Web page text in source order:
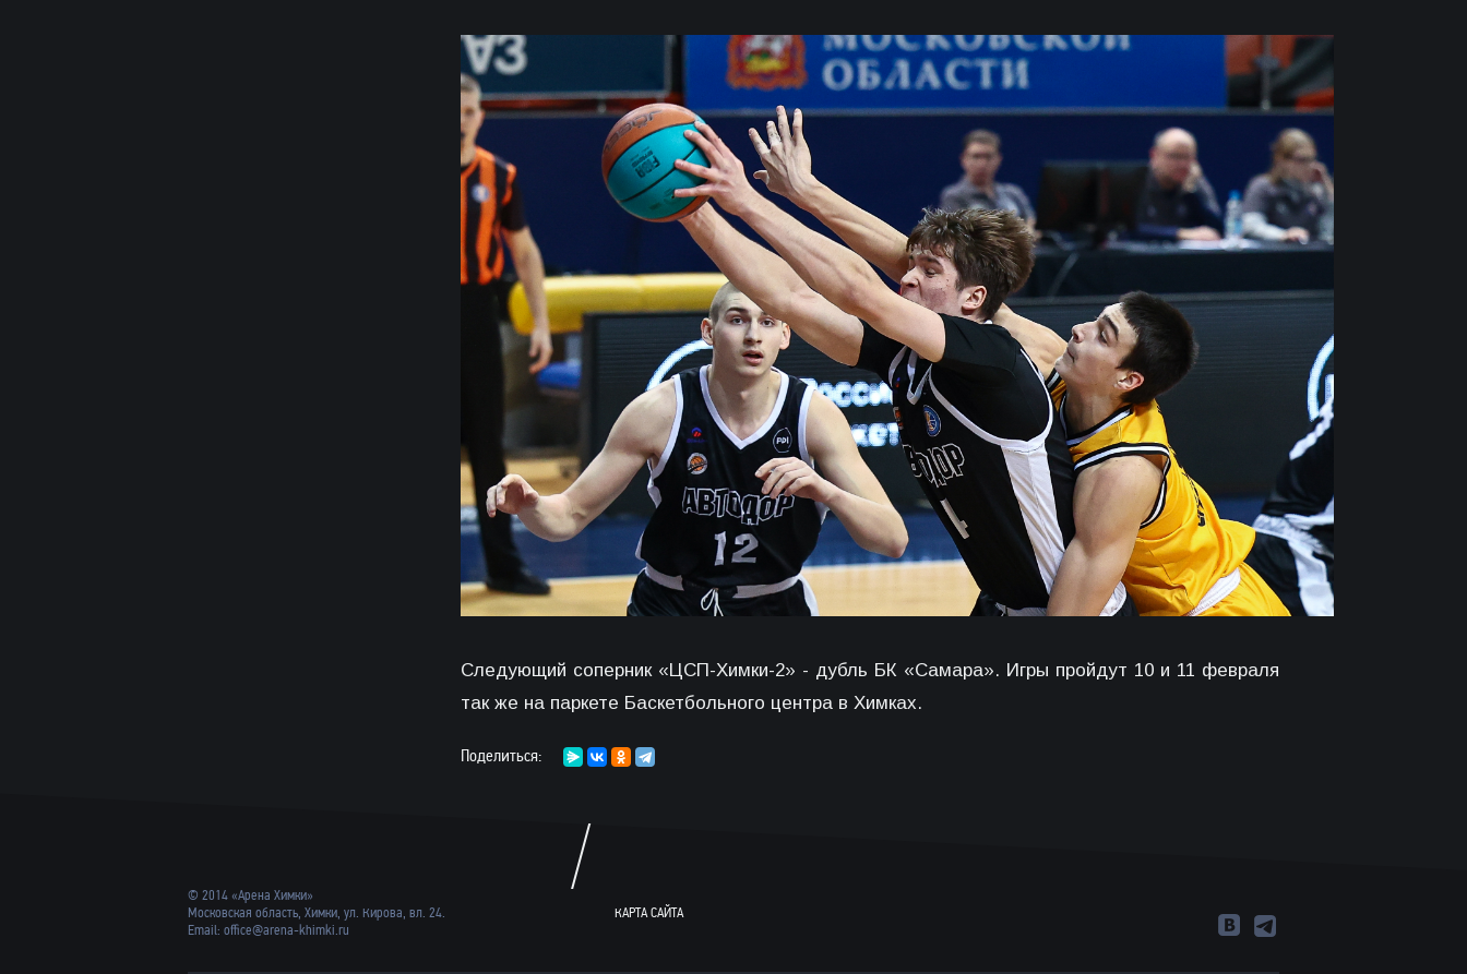
Следующий соперник «ЦСП-Химки-2» - дубль БК «Самара». Игры пройдут 10 и 11 февраля
так же на паркете Баскетбольного центра в Химках.
Поделиться:
© 2014 «Арена Химки»
Московская область, Химки, ул. Кирова, вл. 24.
Email: office@arena-khimki.ru
КАРТА САЙТА